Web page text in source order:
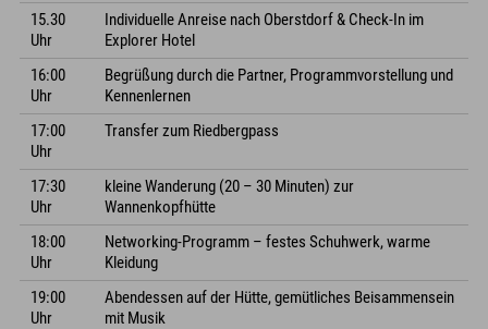
15.30
Uhr
Individuelle Anreise nach Oberstdorf & Check-In im
Explorer Hotel
16:00
Uhr
Begrüßung durch die Partner, Programmvorstellung und
Kennenlernen
17:00
Uhr
Transfer zum Riedbergpass
17:30
Uhr
kleine Wanderung (20 – 30 Minuten) zur
Wannenkopfhütte
18:00
Uhr
Networking-Programm – festes Schuhwerk, warme
Kleidung
19:00
Uhr
Abendessen auf der Hütte, gemütliches Beisammensein
mit Musik